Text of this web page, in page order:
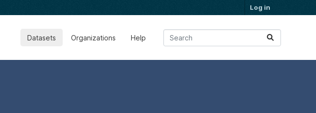
Log in
Datasets Organizations Help